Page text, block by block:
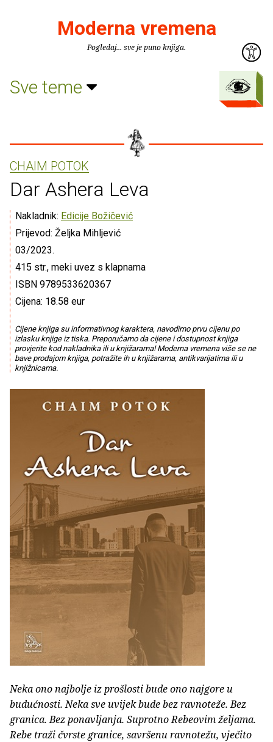
Moderna vremena
Pogledaj... sve je puno knjiga.
Sve teme
CHAIM POTOK
Dar Ashera Leva
Nakladnik: Edicije Božičević
Prijevod: Željka Mihljević
03/2023.
415 str., meki uvez s klapnama
ISBN 9789533620367
Cijena: 18.58 eur
Cijene knjiga su informativnog karaktera, navodimo prvu cijenu po
izlasku knjige iz tiska. Preporučamo da cijene i dostupnost knjiga
provjerite kod nakladnika ili u knjižarama! Moderna vremena više se ne
bave prodajom knjiga, potražite ih u knjižarama, antikvarijatima ili u
knjižnicama.
Neka ono najbolje iz prošlosti bude ono najgore u
budućnosti. Neka sve uvijek bude bez ravnoteže. Bez
granica. Bez ponavljanja. Suprotno Rebeovim željama.
Rebe traži čvrste granice, savršenu ravnotežu, vječito